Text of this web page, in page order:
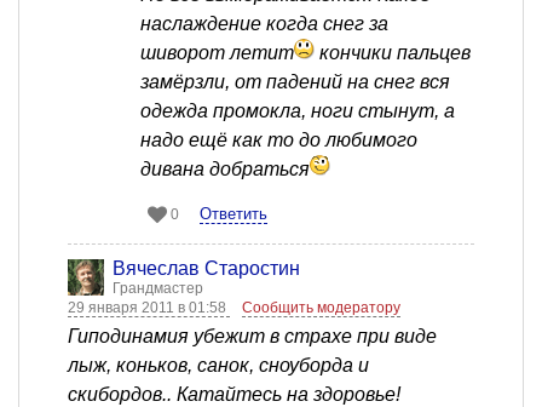
наслаждение когда снег за
шиворот летит
кончики пальцев
замёрзли, от падений на снег вся
одежда промокла, ноги стынут, а
надо ещё как то до любимого
дивана добраться
0 Ответить
Вячеслав Старостин
Грандмастер
29 января 2011 в 01:58
Сообщить модератору
Гиподинамия убежит в страхе при виде
лыж, коньков, санок, сноуборда и
скибордов.. Катайтесь на здоровье!